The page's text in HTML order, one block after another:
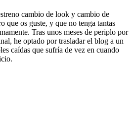
cambio de look y cambio de
que os guste, y que no tenga tantas
Tras unos meses de periplo por
he optado por trasladar el blog a un
caídas que sufría de vez en cuando